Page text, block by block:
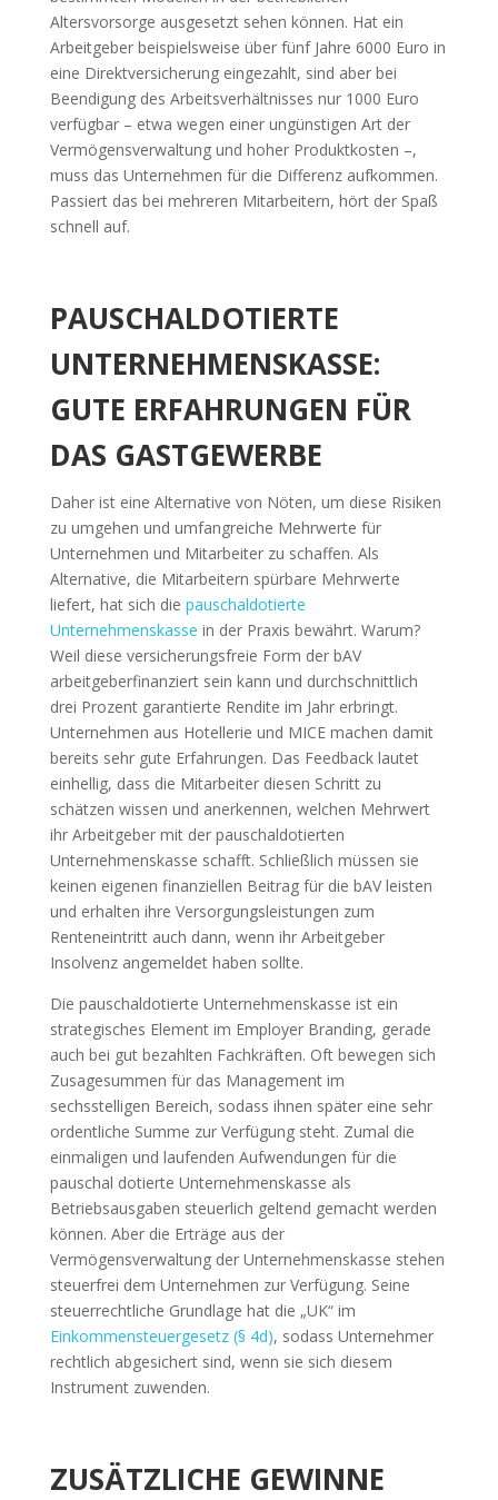
Altersvorsorge ausgesetzt sehen können. Hat ein
Arbeitgeber beispielsweise über fünf Jahre 6000 Euro in
eine Direktversicherung eingezahlt, sind aber bei
Beendigung des Arbeitsverhältnisses nur 1000 Euro
verfügbar – etwa wegen einer ungünstigen Art der
Vermögensverwaltung und hoher Produktkosten –,
muss das Unternehmen für die Differenz aufkommen.
Passiert das bei mehreren Mitarbeitern, hört der Spaß
schnell auf.
PAUSCHALDOTIERTE
UNTERNEHMENSKASSE:
GUTE ERFAHRUNGEN FÜR
DAS GASTGEWERBE
Daher ist eine Alternative von Nöten, um diese Risiken
zu umgehen und umfangreiche Mehrwerte für
Unternehmen und Mitarbeiter zu schaffen. Als
Alternative, die Mitarbeitern spürbare Mehrwerte
liefert, hat sich die pauschaldotierte
Unternehmenskasse in der Praxis bewährt. Warum?
Weil diese versicherungsfreie Form der bAV
arbeitgeberfinanziert sein kann und durchschnittlich
drei Prozent garantierte Rendite im Jahr erbringt.
Unternehmen aus Hotellerie und MICE machen damit
bereits sehr gute Erfahrungen. Das Feedback lautet
einhellig, dass die Mitarbeiter diesen Schritt zu
schätzen wissen und anerkennen, welchen Mehrwert
ihr Arbeitgeber mit der pauschaldotierten
Unternehmenskasse schafft. Schließlich müssen sie
keinen eigenen finanziellen Beitrag für die bAV leisten
und erhalten ihre Versorgungsleistungen zum
Renteneintritt auch dann, wenn ihr Arbeitgeber
Insolvenz angemeldet haben sollte.
Die pauschaldotierte Unternehmenskasse ist ein
strategisches Element im Employer Branding, gerade
auch bei gut bezahlten Fachkräften. Oft bewegen sich
Zusagesummen für das Management im
sechsstelligen Bereich, sodass ihnen später eine sehr
ordentliche Summe zur Verfügung steht. Zumal die
einmaligen und laufenden Aufwendungen für die
pauschal dotierte Unternehmenskasse als
Betriebsausgaben steuerlich geltend gemacht werden
können. Aber die Erträge aus der
Vermögensverwaltung der Unternehmenskasse stehen
steuerfrei dem Unternehmen zur Verfügung. Seine
steuerrechtliche Grundlage hat die „UK“ im
Einkommensteuergesetz (§ 4d), sodass Unternehmer
rechtlich abgesichert sind, wenn sie sich diesem
Instrument zuwenden.
ZUSÄTZLICHE GEWINNE